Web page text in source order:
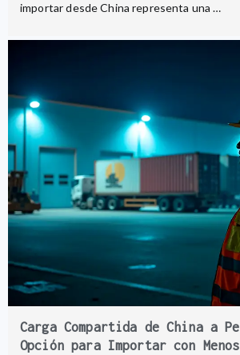
importar desde China representa una …
Carga Compartida de China a
Opción para Importar con